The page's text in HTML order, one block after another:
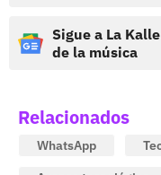
Sigue a La
de la música
Relacionados
WhatsApp